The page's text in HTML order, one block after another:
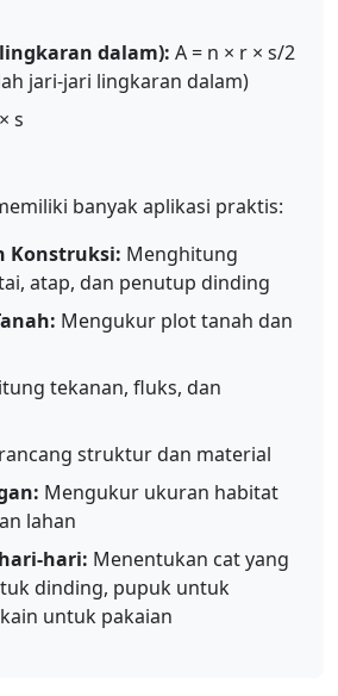
dalam): A = n × r × s/2
jari-jari lingkaran dalam)
s
banyak aplikasi praktis:
Konstruksi: Menghitung
atap, dan penutup dinding
Mengukur plot tanah dan
tekanan, fluks, dan
struktur dan material
Mengukur ukuran habitat
lahan
hari: Menentukan cat yang
dinding, pupuk untuk
untuk pakaian